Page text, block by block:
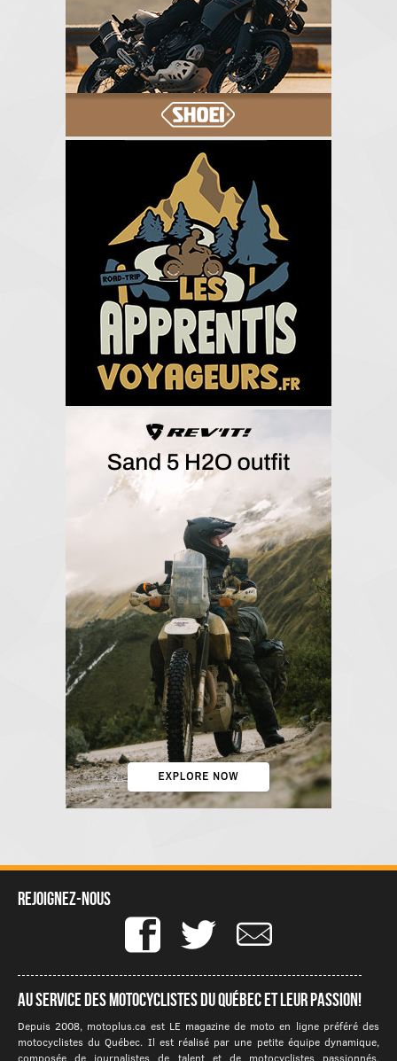
Rejoignez-nous
Au service des motocyclistes du québec et leur passion!
Depuis 2008, motoplus.ca est LE magazine de moto en ligne préféré des
motocyclistes du Québec. Il est réalisé par une petite équipe dynamique,
composée de journalistes de talent et de motocyclistes passionnés.